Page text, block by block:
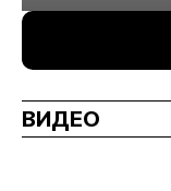
ВИДЕО